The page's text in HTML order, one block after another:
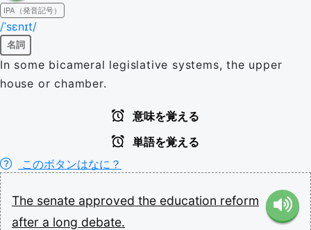
IPA（発音記号）
/ˈsɛnɪt/
名詞
In some bicameral legislative systems, the upper
house or chamber.
意味を覚える
単語を覚える
このボタンはなに？
The senate approved the education reform
after a long debate.